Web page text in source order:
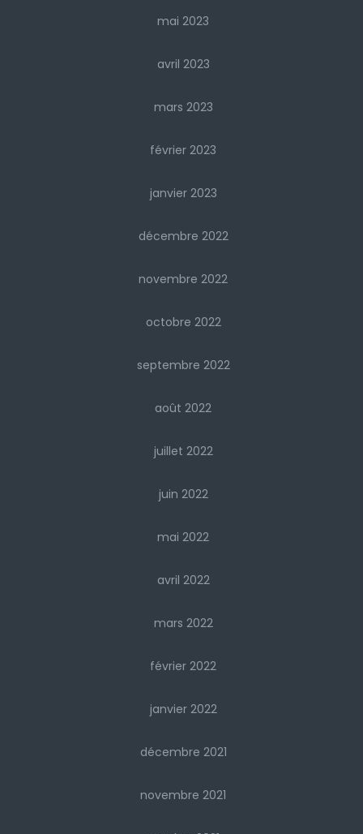
mai 2023
avril 2023
mars 2023
février 2023
janvier 2023
décembre 2022
novembre 2022
octobre 2022
septembre 2022
août 2022
juillet 2022
juin 2022
mai 2022
avril 2022
mars 2022
février 2022
janvier 2022
décembre 2021
novembre 2021